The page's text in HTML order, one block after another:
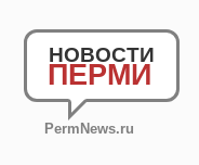
НОВОСТИ
ПЕРМИ
PermNews.ru